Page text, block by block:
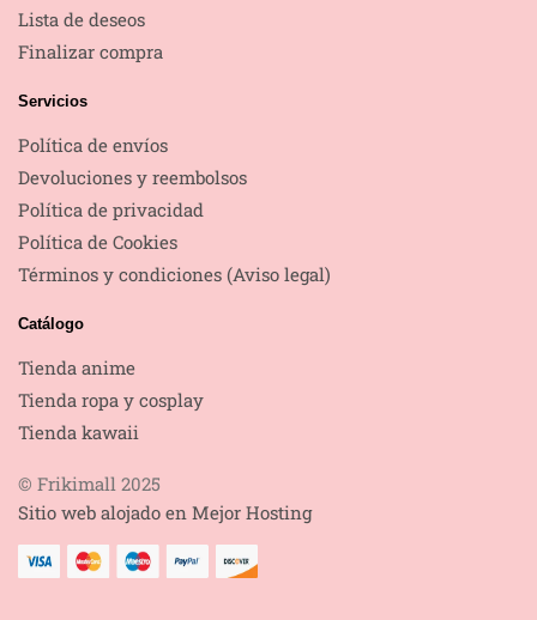
Lista de deseos
Finalizar compra
Servicios
Política de envíos
Devoluciones y reembolsos
Política de privacidad
Política de Cookies
Términos y condiciones (Aviso legal)
Catálogo
Tienda anime
Tienda ropa y cosplay
Tienda kawaii
© Frikimall 2025
Sitio web alojado en Mejor Hosting